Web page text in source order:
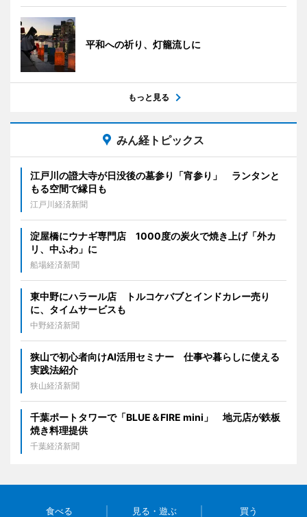
平和への祈り、灯籠流しに
もっと見る
みん経トピックス
江戸川の證大寺が日没後の墓参り「宵参り」 ランタンと
もる空間で縁日も
江戸川経済新聞
淀屋橋にウナギ専門店 1000度の炭火で焼き上げ「外カ
リ、中ふわ」に
船場経済新聞
東中野にハラール店 トルコケバブとインドカレー売り
に、タイムサービスも
中野経済新聞
狭山で初心者向けAI活用セミナー 仕事や暮らしに使える
実践法紹介
狭山経済新聞
千葉ポートタワーで「BLUE＆FIRE mini」 地元店が鉄板
焼き料理提供
千葉経済新聞
食べる 見る・遊ぶ 買う